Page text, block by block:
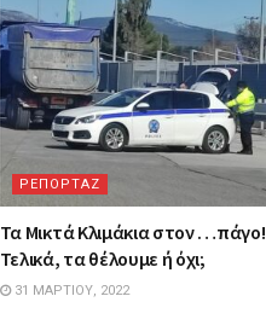
ΡΕΠΟΡΤΑΖ
Τα Mικτά Kλιμάκια στον …πάγο!
Τελικά, τα θέλουμε ή όχι;
31 ΜΑΡΤΊΟΥ, 2022